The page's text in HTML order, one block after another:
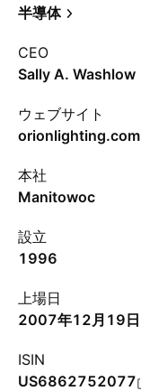
半導体
CEO
Sally A. Washlow
ウェブサイト
orionlighting.com
本社
Manitowoc
設立
1996
上場日
2007年12月19日
ISIN
US6862752077